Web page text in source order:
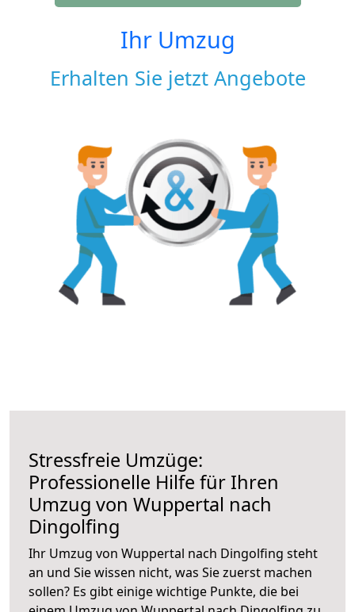
Ihr Umzug
Erhalten Sie jetzt Angebote
Stressfreie Umzüge:
Professionelle Hilfe für Ihren
Umzug von Wuppertal nach
Dingolfing
Ihr Umzug von Wuppertal nach Dingolfing steht
an und Sie wissen nicht, was Sie zuerst machen
sollen? Es gibt einige wichtige Punkte, die bei